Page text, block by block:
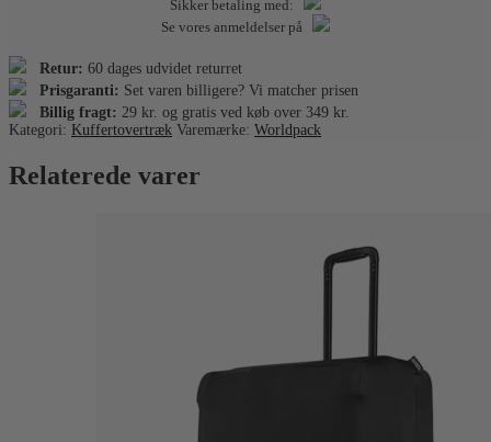
Sikker betaling med:
Se vores anmeldelser på
Retur: 60 dages udvidet returret
Prisgaranti: Set varen billigere? Vi matcher prisen
Billig fragt: 29 kr. og gratis ved køb over 349 kr.
Kategori: Kuffertovertræk Varemærke: Worldpack
Relaterede varer